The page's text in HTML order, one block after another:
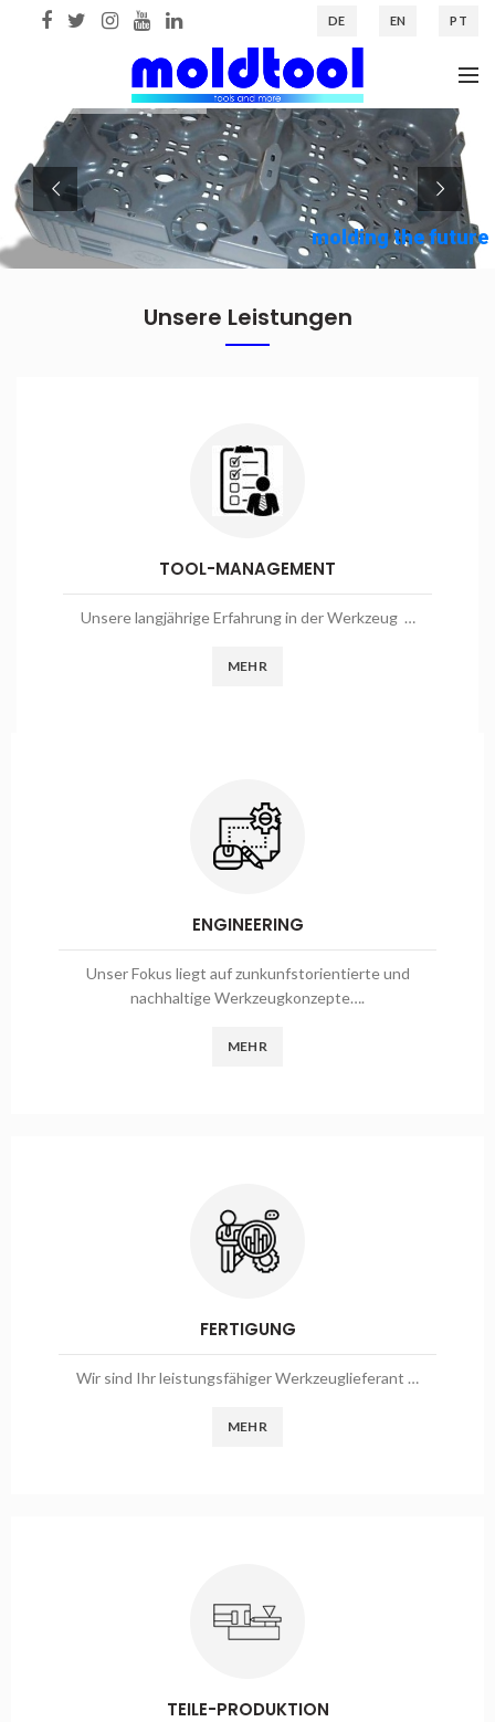
DE EN PT
Unsere Leistungen
TOOL-MANAGEMENT
Unsere langjährige Erfahrung in der Werkzeug …
MEHR
ENGINEERING
Unser Fokus liegt auf zunkunfstorientierte und
nachhaltige Werkzeugkonzepte….
MEHR
FERTIGUNG
Wir sind Ihr leistungsfähiger Werkzeuglieferant …
MEHR
TEILE-PRODUKTION